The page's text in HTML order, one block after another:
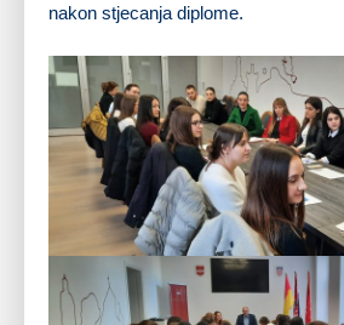
nakon stjecanja diplome.